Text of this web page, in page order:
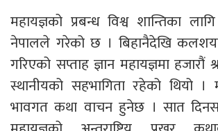
महायज्ञको प्रबन्ध विश्व शान्तिका
नेपालले गरेको छ । बिहानैदेखि
गरिएको सप्ताह ज्ञान महायज्ञमा हजारौं
स्थानीयको सहभागिता रहेको थियो ।
भावगत कथा वाचन हुनेछ । सात